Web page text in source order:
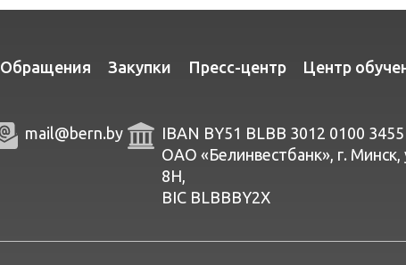
Обращения Закупки Пресс-центр Центр
mail@bern.by
IBAN BY51 BLBB 3012 0100
ОАО «Белинвестбанк», г. Минск,
8Н,
BIC BLBBBY2X